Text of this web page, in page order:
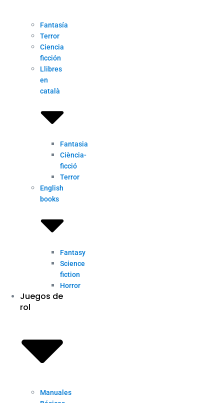
Fantasía
Terror
Ciencia
ficción
Llibres
en
català
Fantasia
Ciència-
ficció
Terror
English
books
Fantasy
Science
fiction
Horror
Juegos de
rol
Manuales